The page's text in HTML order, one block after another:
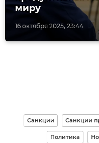
16 октября 2025, 23:44
миру
Санкции Санкции
Политика